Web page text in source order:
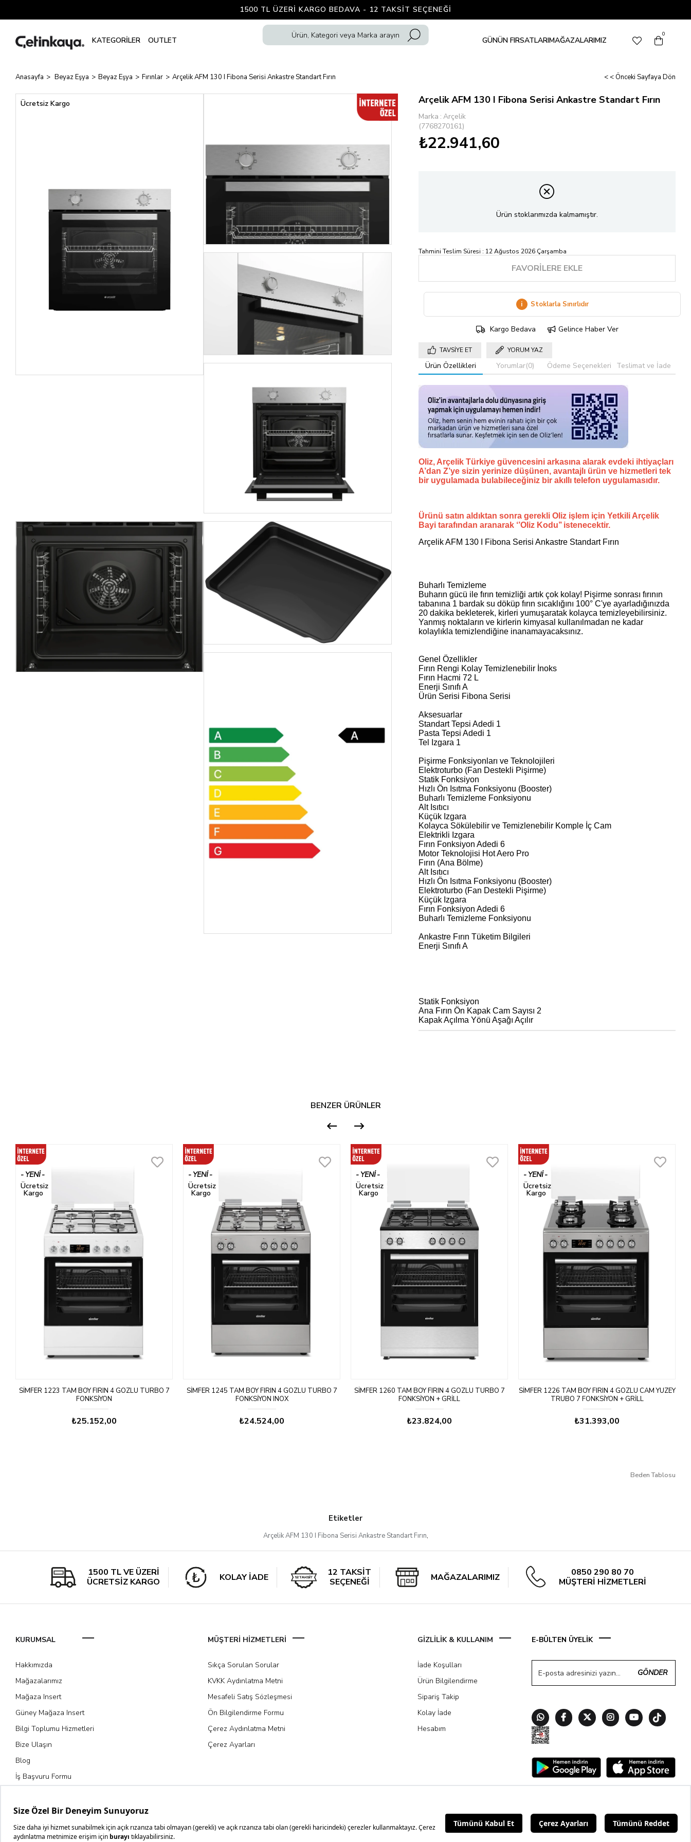
1500 TL ÜZERI KARGO BEDAVA - 12 TAKSIT SEÇENEĞI
GÜNÜN FIRSATLARIMAĞAZALARIMIZ
0
Anasayfa Beyaz Eşya Beyaz Eşya Fırınlar Arçelik AFM 130 I Fibona Serisi Ankastre Standart Fırın < < Önceki Sayfaya Dön
Ücretsiz Kargo Arçelik AFM 130 I Fibona Serisi Ankastre Standart Fırın
Marka : Arçelik
(7768270161)
₺22.941,60
Ürün stoklarımızda kalmamıştır.
Tahmini Teslim Süresi : 12 Ağustos 2026 Çarşamba
FAVORILERE EKLE
i Stoklarla Sınırlıdır
Kargo Bedava Gelince Haber Ver
TAVSIYE ET YORUM YAZ
Ürün Özellikleri Yorumlar(0) Ödeme Seçenekleri Teslimat ve İade
Oliz, Arçelik Türkiye güvencesini arkasına alarak evdeki ihtiyaçları
A’dan Z’ye sizin yerinize düşünen, avantajlı ürün ve hizmetleri tek
bir uygulamada bulabileceğiniz bir akıllı telefon uygulamasıdır.
Ürünü satın aldıktan sonra gerekli Oliz işlem için Yetkili Arçelik
Bayi tarafından aranarak ‘’Oliz Kodu’’ istenecektir.
Arçelik AFM 130 I Fibona Serisi Ankastre Standart Fırın
Buharlı Temizleme
Buharın gücü ile fırın temizliği artık çok kolay! Pişirme sonrası fırının
tabanına 1 bardak su döküp fırın sıcaklığını 100° C'ye ayarladığınızda
20 dakika bekleterek, kirleri yumuşaratak kolayca temizleyebilirsiniz.
Yanmış noktaların ve kirlerin kimyasal kullanılmadan ne kadar
kolaylıkla temizlendiğine inanamayacaksınız.
Genel Özellikler
Fırın Rengi Kolay Temizlenebilir İnoks
Fırın Hacmi 72 L
Enerji Sınıfı A
Ürün Serisi Fibona Serisi
Aksesuarlar
Standart Tepsi Adedi 1
Pasta Tepsi Adedi 1
Tel Izgara 1
Pişirme Fonksiyonları ve Teknolojileri
Elektroturbo (Fan Destekli Pişirme)
Statik Fonksiyon
Hızlı Ön Isıtma Fonksiyonu (Booster)
Buharlı Temizleme Fonksiyonu
Alt Isıtıcı
Küçük Izgara
Kolayca Sökülebilir ve Temizlenebilir Komple İç Cam
Elektrikli Izgara
Fırın Fonksiyon Adedi 6
Motor Teknolojisi Hot Aero Pro
Fırın (Ana Bölme)
Alt Isıtıcı
Hızlı Ön Isıtma Fonksiyonu (Booster)
Elektroturbo (Fan Destekli Pişirme)
Küçük Izgara
Fırın Fonksiyon Adedi 6
Buharlı Temizleme Fonksiyonu
Ankastre Fırın Tüketim Bilgileri
Enerji Sınıfı A
Statik Fonksiyon
Ana Fırın Ön Kapak Cam Sayısı 2
Kapak Açılma Yönü Aşağı Açılır
BENZER ÜRÜNLER
SIMFER 1223 TAM BOY FIRIN 4 GÖZLÜ TURBO 7
FONKSIYON
₺25.152,00
YENI
ÜRÜN
Ücretsiz
Kargo
SIMFER 1245 TAM BOY FIRIN 4 GÖZLÜ TURBO 7
FONKSIYON INOX
₺24.524,00
YENI
ÜRÜN
Ücretsiz
Kargo
SIMFER 1260 TAM BOY FIRIN 4 GÖZLÜ TURBO 7
FONKSIYON + GRILL
₺23.824,00
YENI
ÜRÜN
Ücretsiz
Kargo
SIMFER 1226 TAM BOY FIRIN 4 GÖZLÜ CAM YÜZEY
TRUBO 7 FONKSIYON + GRILL
₺31.393,00
YENI
ÜRÜN
Ücretsiz
Kargo
Beden Tablosu
Etiketler
Arçelik AFM 130 I Fibona Serisi Ankastre Standart Fırın,
1500 TL VE ÜZERİ
ÜCRETSİZ KARGO
KOLAY İADE
12 TAKSİT
SEÇENEĞİ
MAĞAZALARIMIZ
0850 290 80 70
MÜŞTERİ HİZMETLERİ
KURUMSAL
Hakkımızda
Mağazalarımız
Mağaza Insert
Güney Mağaza Insert
Bilgi Toplumu Hizmetleri
Bize Ulaşın
Blog
İş Başvuru Formu
MÜŞTERİ HİZMETLERİ
Sıkça Sorulan Sorular
KVKK Aydınlatma Metni
Mesafeli Satış Sözleşmesi
Ön Bilgilendirme Formu
Çerez Aydınlatma Metni
Çerez Ayarları
GİZLİLİK & KULLANIM
İade Koşulları
Ürün Bilgilendirme
Sipariş Takip
Kolay İade
Hesabım
E-BÜLTEN ÜYELİK
GÖNDER